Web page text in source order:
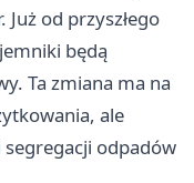
od przyszłego
będą
Ta zmiana ma na
ale
odpadów